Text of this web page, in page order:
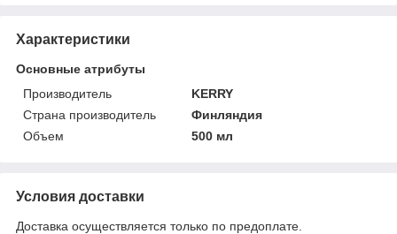
Характеристики
Основные атрибуты
Производитель
KERRY
Страна производитель
Финляндия
Объем
500 мл
Условия доставки
Доставка осуществляется только по предоплате.